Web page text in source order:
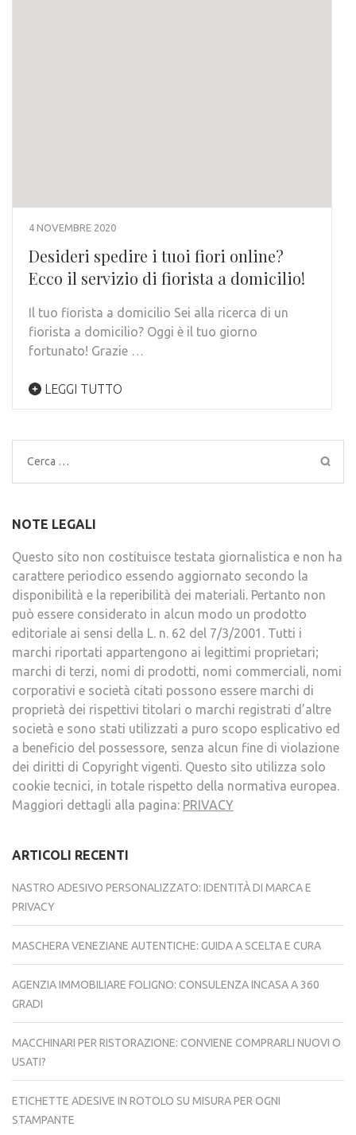
4 NOVEMBRE 2020
Desideri spedire i tuoi fiori online?
Ecco il servizio di fiorista a domicilio!
Il tuo fiorista a domicilio Sei alla ricerca di un
fiorista a domicilio? Oggi è il tuo giorno
fortunato! Grazie …
LEGGI TUTTO
Ricerca
per:
NOTE LEGALI
Questo sito non costituisce testata giornalistica e non ha
carattere periodico essendo aggiornato secondo la
disponibilità e la reperibilità dei materiali. Pertanto non
può essere considerato in alcun modo un prodotto
editoriale ai sensi della L. n. 62 del 7/3/2001. Tutti i
marchi riportati appartengono ai legittimi proprietari;
marchi di terzi, nomi di prodotti, nomi commerciali, nomi
corporativi e società citati possono essere marchi di
proprietà dei rispettivi titolari o marchi registrati d’altre
società e sono stati utilizzati a puro scopo esplicativo ed
a beneficio del possessore, senza alcun fine di violazione
dei diritti di Copyright vigenti. Questo sito utilizza solo
cookie tecnici, in totale rispetto della normativa europea.
Maggiori dettagli alla pagina: PRIVACY
ARTICOLI RECENTI
NASTRO ADESIVO PERSONALIZZATO: IDENTITÀ DI MARCA E
PRIVACY
MASCHERA VENEZIANE AUTENTICHE: GUIDA A SCELTA E CURA
AGENZIA IMMOBILIARE FOLIGNO: CONSULENZA INCASA A 360
GRADI
MACCHINARI PER RISTORAZIONE: CONVIENE COMPRARLI NUOVI O
USATI?
ETICHETTE ADESIVE IN ROTOLO SU MISURA PER OGNI
STAMPANTE